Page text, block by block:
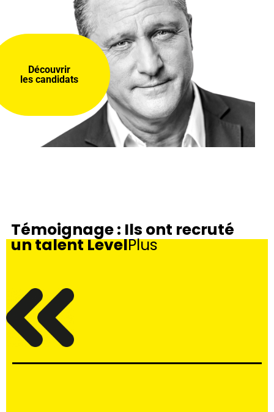
Découvrir
les candidats
Témoignage : Ils ont recruté
un talent LevelPlus